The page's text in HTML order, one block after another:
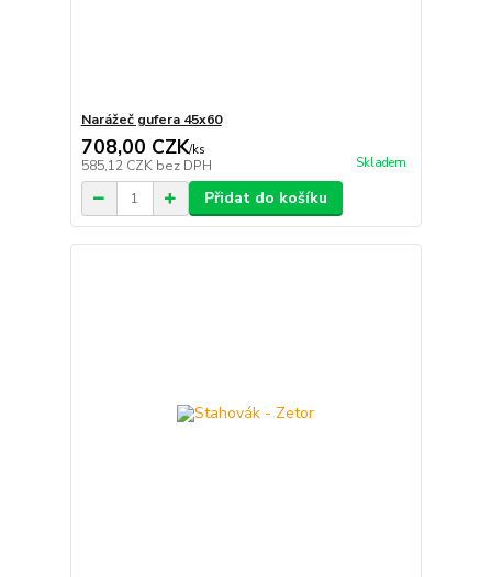
Narážeč gufera 45x60
708,00 CZK/ks
585,12 CZK bez DPH Skladem
Přidat do košíku